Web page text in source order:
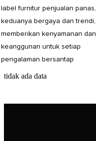
label furnitur penjualan panas,
keduanya bergaya dan trendi,
memberikan kenyamanan dan
keanggunan untuk setiap
pengalaman bersantap
tidak ada data